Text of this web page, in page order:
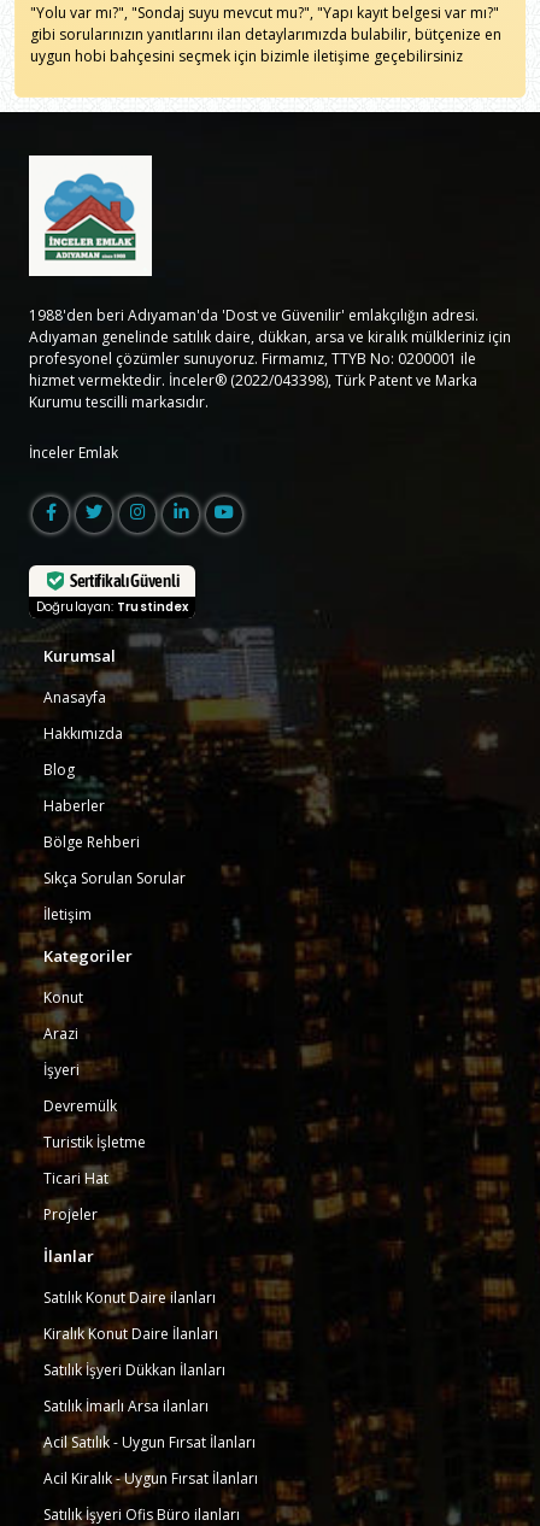
"Yolu var mı?", "Sondaj suyu mevcut mu?", "Yapı kayıt belgesi var mı?"
gibi sorularınızın yanıtlarını ilan detaylarımızda bulabilir, bütçenize en
uygun hobi bahçesini seçmek için bizimle iletişime geçebilirsiniz
1988'den beri Adıyaman'da 'Dost ve Güvenilir' emlakçılığın adresi.
Adıyaman genelinde satılık daire, dükkan, arsa ve kiralık mülkleriniz için
profesyonel çözümler sunuyoruz. Firmamız, TTYB No: 0200001 ile
hizmet vermektedir. İnceler® (2022/043398), Türk Patent ve Marka
Kurumu tescilli markasıdır.
İnceler Emlak
Sertifikalı Güvenli
Doğrulayan: Trustindex
Kurumsal
Anasayfa
Hakkımızda
Blog
Haberler
Bölge Rehberi
Sıkça Sorulan Sorular
İletişim
Kategoriler
Konut
Arazi
İşyeri
Devremülk
Turistik İşletme
Ticari Hat
Projeler
İlanlar
Satılık Konut Daire ilanları
Kiralık Konut Daire İlanları
Satılık İşyeri Dükkan İlanları
Satılık İmarlı Arsa ilanları
Acil Satılık - Uygun Fırsat İlanları
Acil Kiralık - Uygun Fırsat İlanları
Satılık İşyeri Ofis Büro ilanları